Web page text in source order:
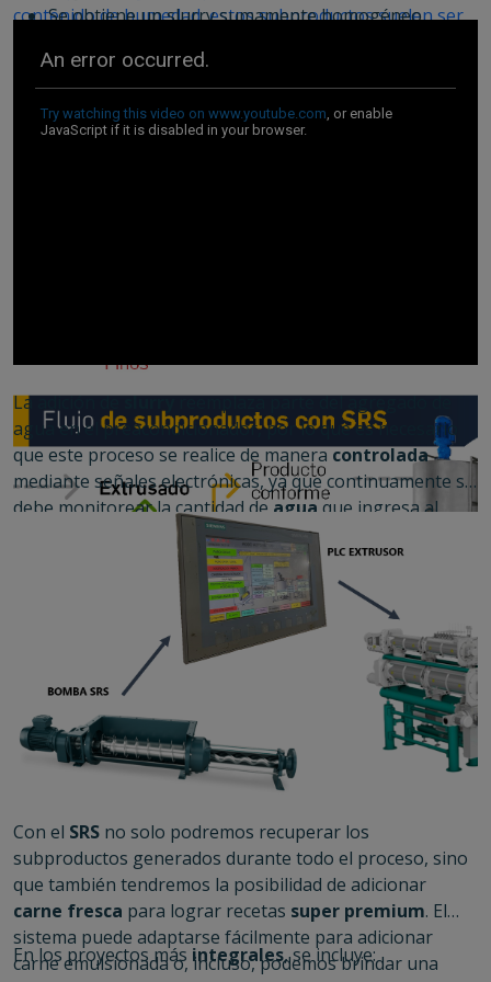
contenido de humedad, estos subproductos suelen ser
descomposición y generalmente se presentan en forma
de grumos pegajosos.
Se obtiene un slurry sumamente homogéneo.
Posibilidad de instalación horizontal o vertical.
La adición deslurryreemplaza parte del agregado de
agua en el preacondicionador, por lo que es necesario
que este proceso se realice de maneracontrolada
mediante señales electrónicas, ya que continuamente se
debe monitorear la cantidad deaguaque ingresa al
preacodincionador/extrusorde manera directa, y la
cantidad que ingresa a través delSRS . Este sistema de
procesocompletamenteautomático
con un mínimo de intervención humana.
Con el SRS no solo podremos recuperar los
subproductos generados durante todo el proceso, sino
que también tendremos la posibilidad de adicionar
carne fresca para lograr recetas super premium. El
sistema puede adaptarse fácilmente para adicionar
carne emulsionada o, incluso, podemos brindar una
En los proyectos más integrales, se incluye: